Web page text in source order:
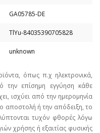
GA05785-DE
TlYu-84035390705828
unknown
όπως π.χ ηλεκτρονικά,
την επίσημη εγγύηση κάθε
ισχύει από την ημερομηνία
αποστολή ή την απόδειξη, το
τυχόν φθορές λόγω
χρήσης ή εξαιτίας φυσικής